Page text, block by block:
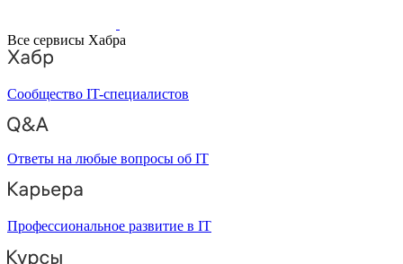
Все сервисы Хабра
Сообщество IT-специалистов
Ответы на любые вопросы об IT
Профессиональное развитие в IT